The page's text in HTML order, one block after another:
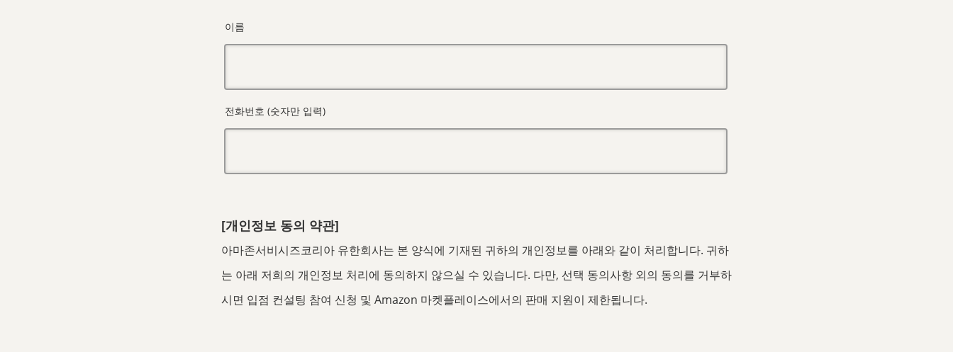
이름
전화번호 (숫자만 입력)
[개인정보 동의 약관]
아마존서비시즈코리아 유한회사는 본 양식에 기재된 귀하의 개인정보를 아래와 같이 처리합니다. 귀하
는 아래 저희의 개인정보 처리에 동의하지 않으실 수 있습니다. 다만, 선택 동의사항 외의 동의를 거부하
시면 입점 컨설팅 참여 신청 및 Amazon 마켓플레이스에서의 판매 지원이 제한됩니다.